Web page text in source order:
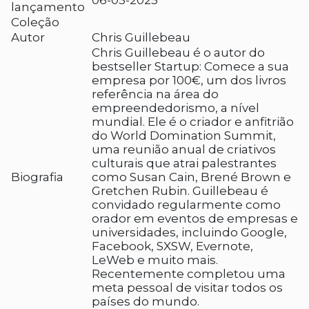
lançamento
Coleção
Autor
Chris Guillebeau
Biografia
Chris Guillebeau é o autor do
bestseller Startup: Comece a sua
empresa por 100€, um dos livros
referência na área do
empreendedorismo, a nível
mundial. Ele é o criador e anfitrião
do World Domination Summit,
uma reunião anual de criativos
culturais que atrai palestrantes
como Susan Cain, Brené Brown e
Gretchen Rubin. Guillebeau é
convidado regularmente como
orador em eventos de empresas e
universidades, incluindo Google,
Facebook, SXSW, Evernote,
LeWeb e muito mais.
Recentemente completou uma
meta pessoal de visitar todos os
países do mundo.